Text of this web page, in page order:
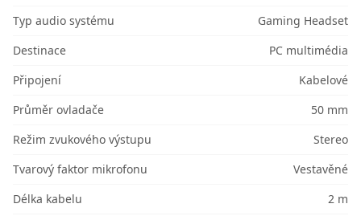
Typ audio systému
Gaming Headset
Destinace
PC multimédia
Připojení
Kabelové
Průměr ovladače
50 mm
Režim zvukového výstupu
Stereo
Tvarový faktor mikrofonu
Vestavěné
Délka kabelu
2 m